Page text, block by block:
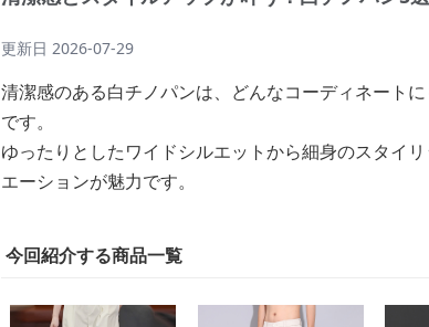
更新日 2026-07-29
清潔感のある白チノパンは、どんなコーディネート
です。
ゆったりとしたワイドシルエットから細身のスタイ
エーションが魅力です。
今回紹介する商品一覧